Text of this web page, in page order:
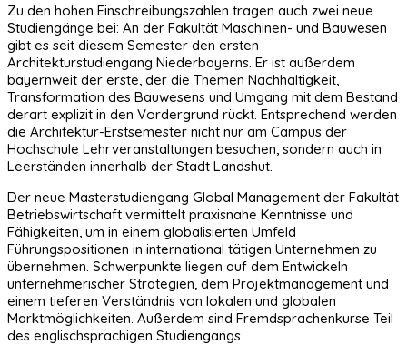
Zu den hohen Einschreibungszahlen tragen auch zwei neue
Studiengänge bei: An der Fakultät Maschinen- und Bauwesen
gibt es seit diesem Semester den ersten
Architekturstudiengang Niederbayerns. Er ist außerdem
bayernweit der erste, der die Themen Nachhaltigkeit,
Transformation des Bauwesens und Umgang mit dem Bestand
derart explizit in den Vordergrund rückt. Entsprechend werden
die Architektur-Erstsemester nicht nur am Campus der
Hochschule Lehrveranstaltungen besuchen, sondern auch in
Leerständen innerhalb der Stadt Landshut.
Der neue Masterstudiengang Global Management der Fakultät
Betriebswirtschaft vermittelt praxisnahe Kenntnisse und
Fähigkeiten, um in einem globalisierten Umfeld
Führungspositionen in international tätigen Unternehmen zu
übernehmen. Schwerpunkte liegen auf dem Entwickeln
unternehmerischer Strategien, dem Projektmanagement und
einem tieferen Verständnis von lokalen und globalen
Marktmöglichkeiten. Außerdem sind Fremdsprachenkurse Teil
des englischsprachigen Studiengangs.